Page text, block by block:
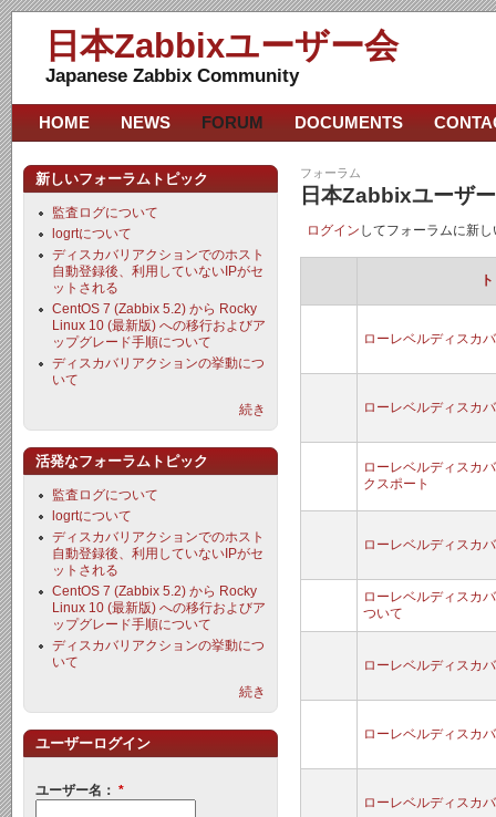
日本Zabbixユーザー会
Japanese Zabbix Community
フォーラム
日本Zabbixユーザ
ログイン してフォーラムに新
ローレベルディスカ
ローレベルディスカ
ローレベルディスカ
クスポート
ローレベルディスカ
ローレベルディスカ
ついて
ローレベルディスカ
ローレベルディスカ
ローレベルディスカ
HOME NEWS FORUM DOCUMENTS
新しいフォーラムトピック
監査ログについて
logrtについて
ディスカバリアクションでのホスト
自動登録後、利用していないIPがセ
ットされる
CentOS 7 (Zabbix 5.2) から Rocky
Linux 10 (最新版) への移行およびア
ップグレード手順について
ディスカバリアクションの挙動につ
いて
続き
活発なフォーラムトピック
監査ログについて
logrtについて
ディスカバリアクションでのホスト
自動登録後、利用していないIPがセ
ットされる
CentOS 7 (Zabbix 5.2) から Rocky
Linux 10 (最新版) への移行およびア
ップグレード手順について
ディスカバリアクションの挙動につ
いて
続き
ユーザーログイン
ユーザー名： *